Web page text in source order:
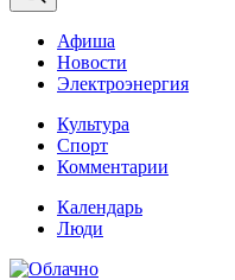
Афиша
Новости
Электроэнергия
Культура
Спорт
Комментарии
Календарь
Люди